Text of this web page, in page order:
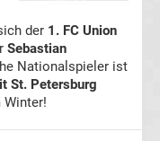
der 1. FC Union
Sebastian
Nationalspieler ist
St. Petersburg
Winter!